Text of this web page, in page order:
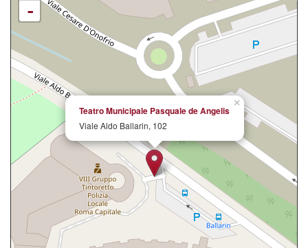
×
Teatro Municipale Pasquale de Angelis
Viale Aldo Ballarin, 102
-